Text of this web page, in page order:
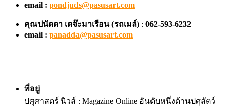
email : pondjuds@pasusart.com
คุณปนัดดา เตจ๊ะมาเรือน (รถเมล์) : 062-593-6232
email : panadda@pasusart.com
ที่อยู่
ปศุศาสตร์ นิวส์ : Magazine Online อันดับหนึ่งด้านปศุสัตว์